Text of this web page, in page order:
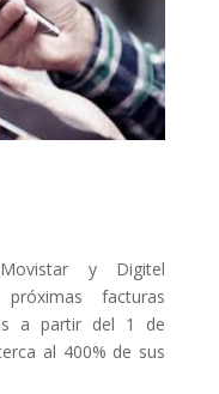
y Digitel
facturas
a partir del 1 de
al 400% de sus